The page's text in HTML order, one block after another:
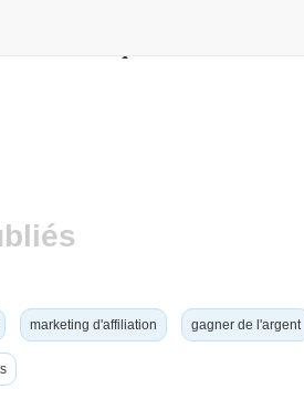
/home/viralcq/www/lib/switch-
marketing d'affiliation gagner de l'argent